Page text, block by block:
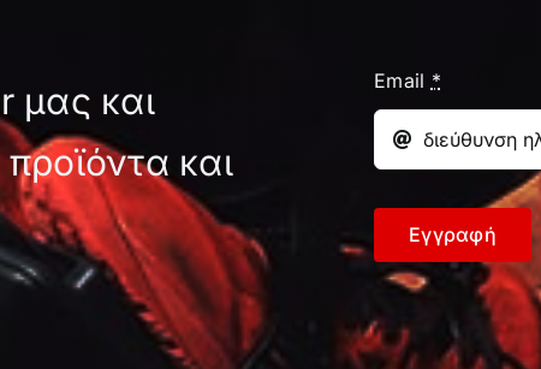
μας και
και
Email *
Εγγραφή